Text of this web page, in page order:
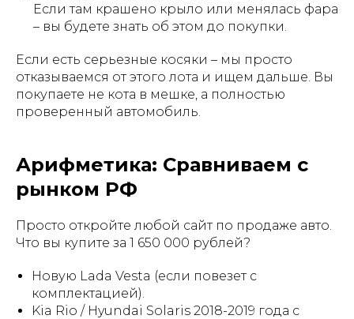
Если там крашено крыло или менялась фара
– вы будете знать об этом до покупки.
Если есть серьезные косяки – мы просто
отказываемся от этого лота и ищем дальше. Вы
покупаете не кота в мешке, а полностью
проверенный автомобиль.
Арифметика: Сравниваем с
рынком РФ
Просто откройте любой сайт по продаже авто.
Что вы купите за 1 650 000 рублей?
Новую Lada Vesta (если повезет с
комплектацией).
Kia Rio / Hyundai Solaris 2018-2019 года с